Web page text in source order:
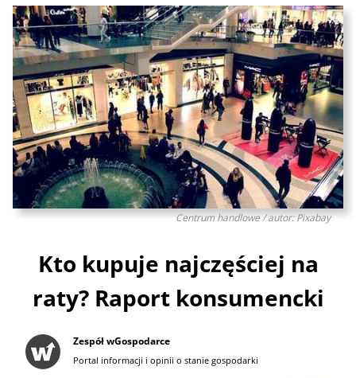
Centrum handlowe / autor: Pixabay
Kto kupuje najczęściej na
raty? Raport konsumencki
Zespół wGospodarce
Portal informacji i opinii o stanie gospodarki